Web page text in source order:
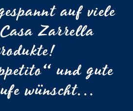
auf viele
Zarrella
und gute
wünscht...